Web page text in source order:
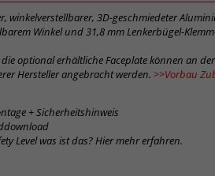
winkelverstellbarer, 3D-geschmiedeter
Winkel und 31,8 mm Lenkerbügel-
optional erhältliche Faceplate können an
Hersteller angebracht werden. >>Vorbau
+ Sicherheitshinweis
Level was ist das? Hier mehr erfahren.